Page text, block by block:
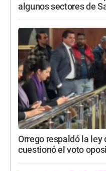
algunos sectores de
Orrego respaldó la
cuestionó el voto